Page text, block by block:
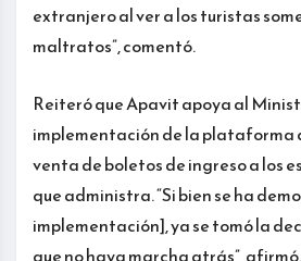
extranjero al ver a los turistas
maltratos”, comentó.
Reiteró que Apavit apoya al
implementación de la plataforma
venta de boletos de ingreso a los
que administra. “Si bien se ha
implementación], ya se tomó la
que no haya marcha atrás”, afirmó.